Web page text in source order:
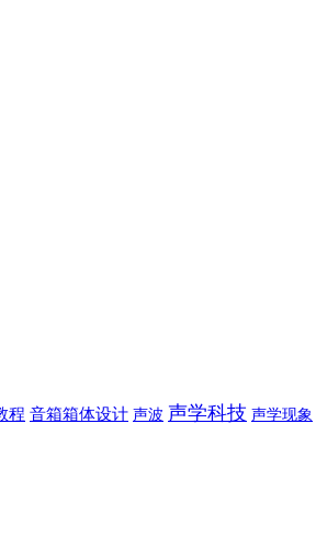
程 音箱箱体设计 声波 声学科技 声学现象